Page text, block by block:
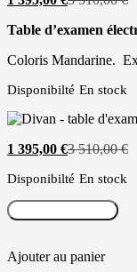
actuel
1
3
Table d’examen
Coloris Mandarine.
Disponibilté En stock
1 395,00 €Le
actuel
3 510,00€Le
Disponibilté En stock
Ajouter au panier